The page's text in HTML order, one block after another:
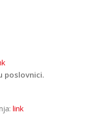
poslovnici.
link